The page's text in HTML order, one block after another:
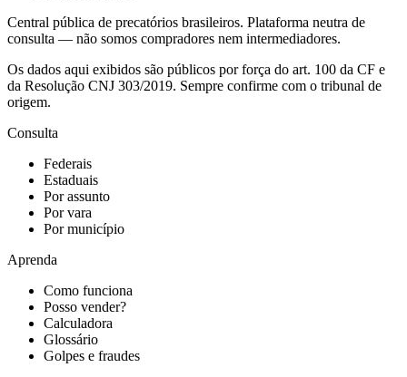
Central pública de precatórios brasileiros. Plataforma neutra de
consulta — não somos compradores nem intermediadores.
Os dados aqui exibidos são públicos por força do art. 100 da CF e
da Resolução CNJ 303/2019. Sempre confirme com o tribunal de
origem.
Consulta
Federais
Estaduais
Por assunto
Por vara
Por município
Aprenda
Como funciona
Posso vender?
Calculadora
Glossário
Golpes e fraudes